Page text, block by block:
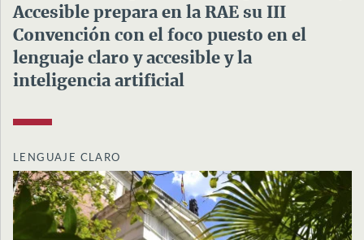
Accesible prepara en la RAE su III
Convención con el foco puesto en el
lenguaje claro y accesible y la
inteligencia artificial
LENGUAJE CLARO